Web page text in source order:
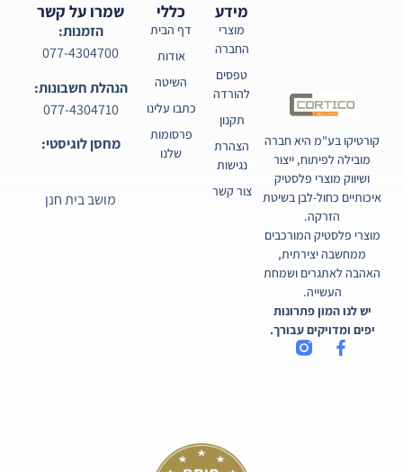
קורטיקו בע"מ היא חברה
מובילה לפיתוח, ייצור
ושיווק מוצרי פלסטיק
איכותיים כחול-לבן בשיטת
הזרקה.
מוצרי פלסטיק המורכבים
ממחשבה יצירתית,
האהבה לאתגרים ושמחת
העשייה.
יש לנו המון פתרונות
יפים ומדויקים עבורך.
כללי
דף הבית
אודות
השיטה
כתבו עלינו
פרסומות
שלנו
מידע
מוצרי
החברה
טפסים
להורדה
תקנון
הצהרת
נגישות
צור קשר
שמרו על קשר
הזמנות:
077-4304700
הנהלת חשבונות:
077-4304710
מחסן לוגיסטי:
מושב בית חנן